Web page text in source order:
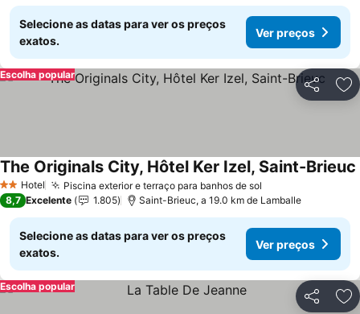
Selecione as datas para ver os preços
exatos.
Ver preços
Partilhar
Escolha popular
2 Estrelas
Hotel Piscina exterior e terraço para banhos de sol
The Originals City, Hôtel Ker Izel, Saint-Brieuc
8,7 Excelente 1.805 Saint-Brieuc, a 19.0 km de Lamballe
Selecione as datas para ver os preços
exatos.
Ver preços
Partilhar
Escolha popular